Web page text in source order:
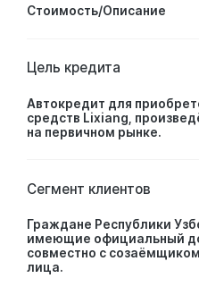
Стоимость/Описание
Цель кредита
Автокредит для
средств Lixiang,
на первичном рынке.
Сегмент клиентов
Граждане Республики
имеющие официальный
совместно с
лица.